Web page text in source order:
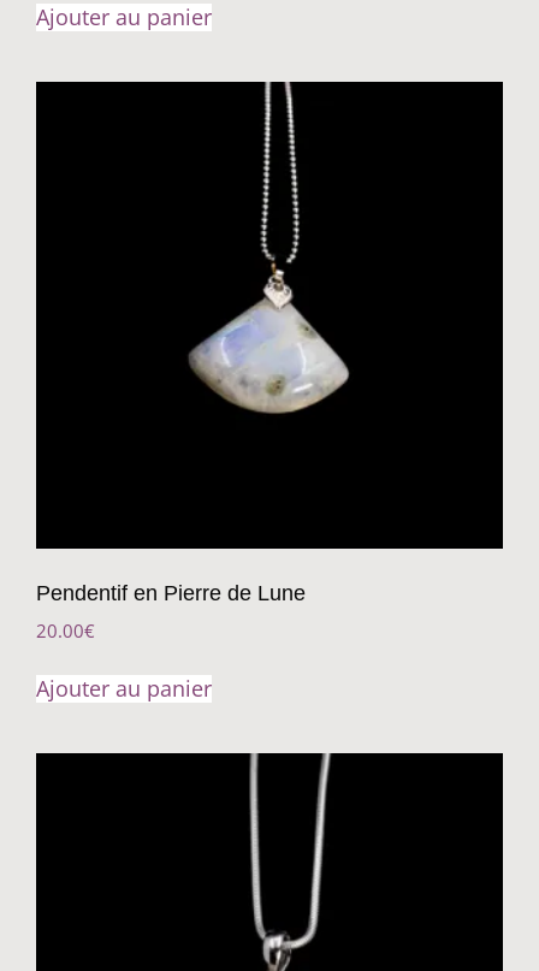
Ajouter au panier
Pendentif en Pierre de Lune
20.00€
Ajouter au panier